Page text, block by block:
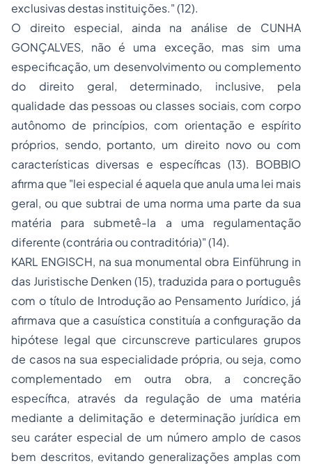
exclusivas destas instituições."(12).
O direito especial, ainda na análise de CUNHA
GONÇALVES, não é uma exceção, mas sim uma
especificação, um desenvolvimento ou complemento
do direito geral, determinado, inclusive, pela
qualidade das pessoas ou classes sociais, com corpo
autônomo de princípios, com orientação e espírito
próprios, sendo, portanto, um direito novo ou com
características diversas e específicas (13). BOBBIO
afirma que "lei especial é aquela que anula uma lei mais
geral, ou que subtrai de uma norma uma parte da sua
matéria para submetê-la a uma regulamentação
diferente (contrária ou contraditória)"(14).
KARL ENGISCH, na sua monumental obra Einführung in
das Juristische Denken(15), traduzida para o português
com o título de Introdução ao Pensamento Jurídico, já
afirmava que a casuística constituía a configuração da
hipótese legal que circunscreve particulares grupos
de casos na sua especialidade própria, ou seja, como
complementado em outra obra, a concreção
específica, através da regulação de uma matéria
mediante a delimitação e determinação jurídica em
seu caráter especial de um número amplo de casos
bem descritos, evitando generalizações amplas com